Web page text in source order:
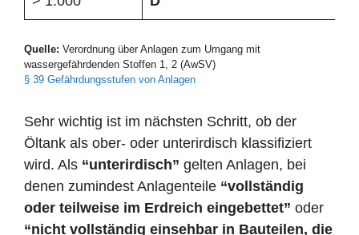
Quelle: Verordnung über Anlagen zum Umgang mit
wassergefährdenden Stoffen 1, 2 (AwSV)
§ 39 Gefährdungsstufen von Anlagen
Sehr wichtig ist im nächsten Schritt, ob der
Öltank als ober- oder unterirdisch klassifiziert
wird. Als “unterirdisch” gelten Anlagen, bei
denen zumindest Anlagenteile “vollständig
oder teilweise im Erdreich eingebettet” oder
“nicht vollständig einsehbar in Bauteilen, die